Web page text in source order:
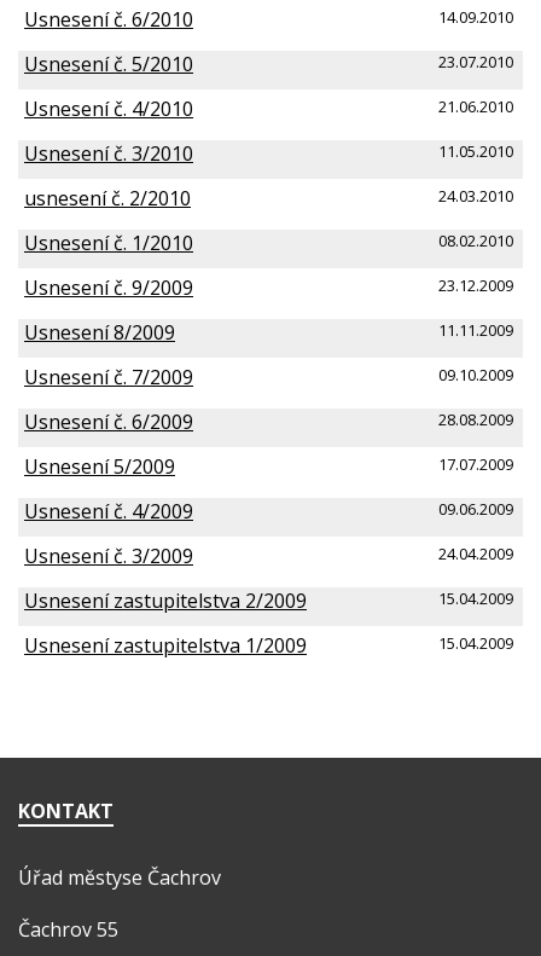
14.09.2010
Usnesení č. 6/2010
23.07.2010
Usnesení č. 5/2010
21.06.2010
Usnesení č. 4/2010
11.05.2010
Usnesení č. 3/2010
24.03.2010
usnesení č. 2/2010
08.02.2010
Usnesení č. 1/2010
23.12.2009
Usnesení č. 9/2009
11.11.2009
Usnesení 8/2009
09.10.2009
Usnesení č. 7/2009
28.08.2009
Usnesení č. 6/2009
17.07.2009
Usnesení 5/2009
09.06.2009
Usnesení č. 4/2009
24.04.2009
Usnesení č. 3/2009
15.04.2009
Usnesení zastupitelstva 2/2009
15.04.2009
Usnesení zastupitelstva 1/2009
KONTAKT
Úřad městyse Čachrov
Čachrov 55